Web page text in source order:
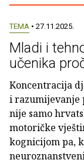
TEMA • 27.11.2025.
Mladi i
učenika
Koncentracija
i razumijevanje
nije samo
motoričke
kognicijom pa,